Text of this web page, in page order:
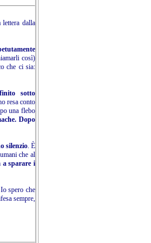
dalla
così)
che ci sia:
sotto
resa conto
una flebo
Dopo
silenzio. È
che al
a sparare i
spero che
sempre,